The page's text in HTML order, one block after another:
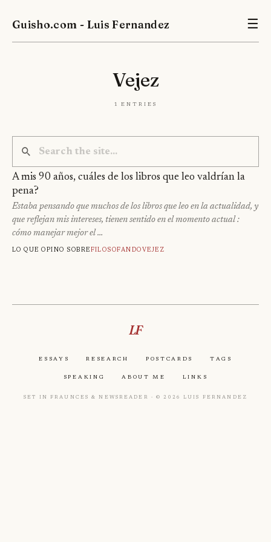
Guisho.com - Luis Fernandez ☰
Vejez
1 entries
A mis 90 años, cuáles de los libros que leo valdrían la
pena?
Estaba pensando que muchos de los libros que leo en la actualidad, y
que reflejan mis intereses, tienen sentido en el momento actual :
cómo manejar mejor el …
Lo que opino sobreFilosofandoVejez
LF
Essays Research Postcards Tags
Speaking About Me Links
Set in Fraunces & Newsreader · © 2026 Luis Fernandez